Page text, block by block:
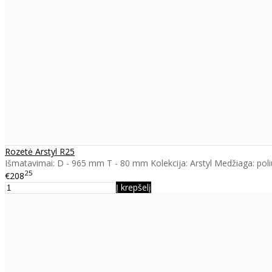
Rozetė Arstyl R25
Išmatavimai: D - 965 mm T - 80 mm Kolekcija: Arstyl Medžiaga:
€20825
Į krepšelį